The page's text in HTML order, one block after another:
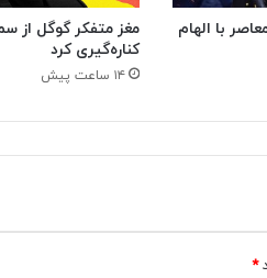
با الهام
مغز متفکر گوگل از
کناره‌گیری کرد
۱۴ ساعت پیش
*